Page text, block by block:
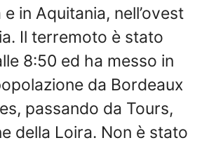
in Aquitania, nell’ovest
Il terremoto è stato
8:50 ed ha messo in
da Bordeaux
passando da Tours,
della Loira. Non è stato